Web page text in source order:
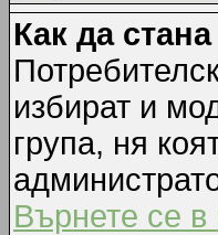
Как да
избират и
група, ня
Върнете се в